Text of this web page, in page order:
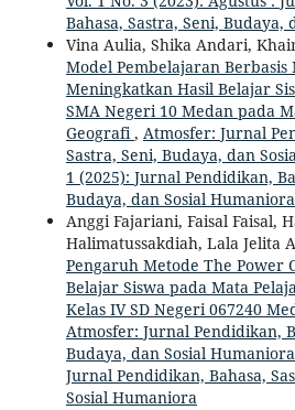
Bahasa, Sastra, Seni, Budaya,
Vina Aulia, Shika Andari,
Model Pembelajaran Berbasis
Meningkatkan Hasil Belajar
SMA Negeri 10 Medan pada
Geografi, Atmosfer: Jurnal
Sastra, Seni, Budaya, dan
1 (2025): Jurnal Pendidikan,
Budaya, dan Sosial Humaniora
Anggi Fajariani, Faisal Faisal,
Halimatussakdiah, Lala Jelita
Pengaruh Metode The Power
Belajar Siswa pada Mata
Kelas IV SD Negeri 067240
Atmosfer: Jurnal Pendidikan,
Budaya, dan Sosial
Jurnal Pendidikan, Bahasa,
Sosial Humaniora